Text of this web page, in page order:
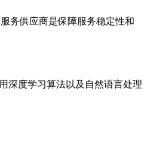
务供应商是保障服务稳定性和
深度学习算法以及自然语言处理